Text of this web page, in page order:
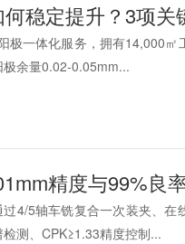
极一体化服务，拥有14,000
余量0.02-0.05mm...
精度与99%良
4/5轴车铣复合一次装夹、在
测、CPK≥1.33精度控制...